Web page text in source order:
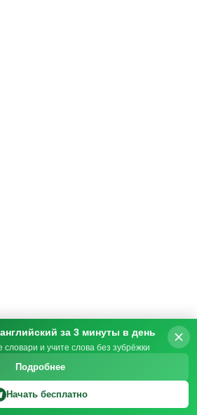
за 3 минуты в день
словари и учите слова без зубрёжки
Подробнее
Начать бесплатно